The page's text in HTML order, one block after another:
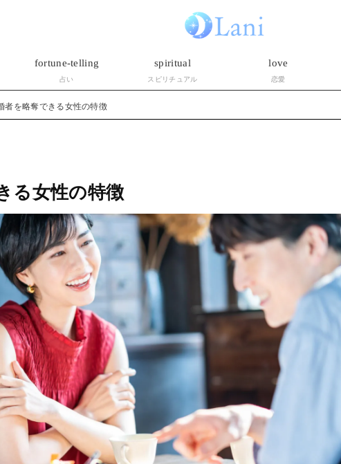
fortune-telling
占い
spiritual
スピリチュアル
love
恋愛
者を略奪できる女性の特徴
る女性の特徴